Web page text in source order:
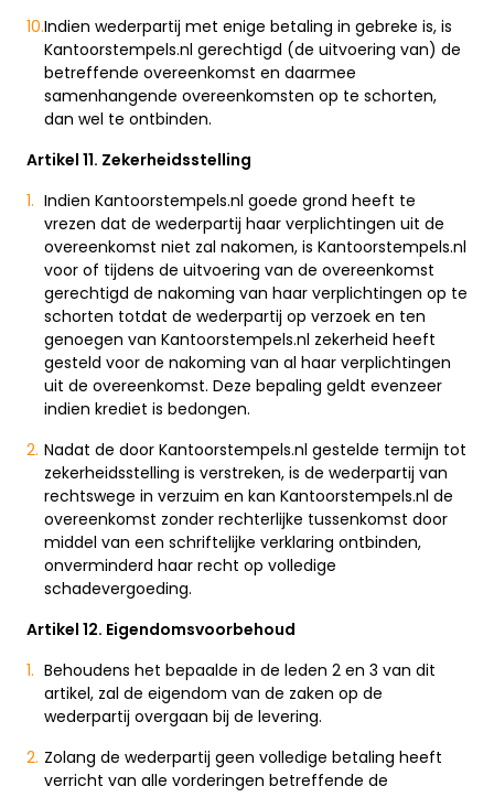
Indien wederpartij met enige betaling in gebreke is, is
Kantoorstempels.nl gerechtigd (de uitvoering van) de
betreffende overeenkomst en daarmee
samenhangende overeenkomsten op te schorten,
dan wel te ontbinden.
Artikel 11. Zekerheidsstelling
Indien Kantoorstempels.nl goede grond heeft te
vrezen dat de wederpartij haar verplichtingen uit de
overeenkomst niet zal nakomen, is Kantoorstempels.nl
voor of tijdens de uitvoering van de overeenkomst
gerechtigd de nakoming van haar verplichtingen op te
schorten totdat de wederpartij op verzoek en ten
genoegen van Kantoorstempels.nl zekerheid heeft
gesteld voor de nakoming van al haar verplichtingen
uit de overeenkomst. Deze bepaling geldt evenzeer
indien krediet is bedongen.
Nadat de door Kantoorstempels.nl gestelde termijn tot
zekerheidsstelling is verstreken, is de wederpartij van
rechtswege in verzuim en kan Kantoorstempels.nl de
overeenkomst zonder rechterlijke tussenkomst door
middel van een schriftelijke verklaring ontbinden,
onverminderd haar recht op volledige
schadevergoeding.
Artikel 12. Eigendomsvoorbehoud
Behoudens het bepaalde in de leden 2 en 3 van dit
artikel, zal de eigendom van de zaken op de
wederpartij overgaan bij de levering.
Zolang de wederpartij geen volledige betaling heeft
verricht van alle vorderingen betreffende de